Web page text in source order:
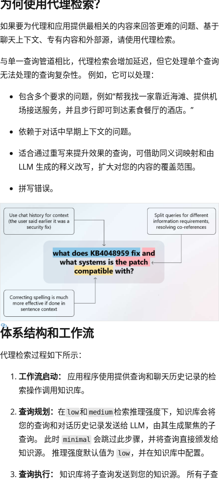
为何使用代理检索？
如果要为代理和应用提供最相关的内容来回答更难的问题、基于
聊天上下文、专有内容和外部源，请使用代理检索。
与单一查询管道相比，代理检索会增加延迟，但它处理单个查询
无法处理的查询复杂性。 例如，它可以处理：
包含多个要求的问题，例如“帮我找一家靠近海滩、提供机
场接送服务，并且步行即可到达素食餐厅的酒店。”
依赖于对话中早期上下文的问题。
适合通过重写来提升效果的查询，可借助同义词映射和由
LLM 生成的释义改写，扩大对您的内容的覆盖范围。
拼写错误。
体系结构和工作流
代理检索过程如下所示：
工作流启动：
应用程序使用提供查询和聊天历史记录的检
索操作调用知识库。
查询规划： 在 low和 medium检索推理强度下，知识库会将
您的查询和对话历史记录发送给 LLM，由其生成聚焦的子
查询。 此时 minimal 会跳过此步骤，并将查询直接颁发给
知识源。 推理强度默认值为 low ，并在知识库中配置。
查询执行：
知识库将子查询发送到您的知识源。 所有子查